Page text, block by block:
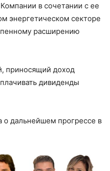
в сочетании с ее
энергетическом секторе
расширению
приносящий доход
дивиденды
о дальнейшем прогрессе в